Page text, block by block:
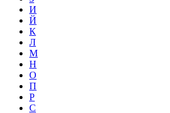
И
Й
К
Л
М
Н
О
П
Р
С